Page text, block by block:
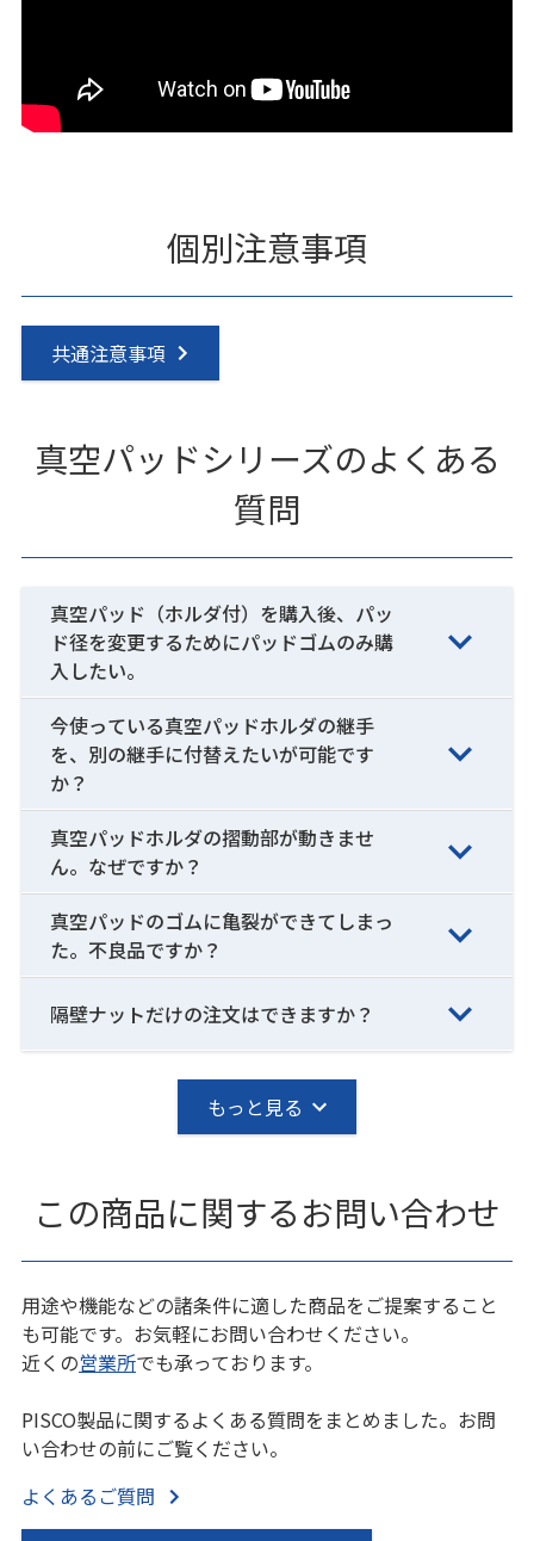
個別注意事項
共通注意事項
真空パッドシリーズのよくある
質問
真空パッド（ホルダ付）を購入後、パッ
ド径を変更するためにパッドゴムのみ購
入したい。
今使っている真空パッドホルダの継手
を、別の継手に付替えたいが可能です
か？
真空パッドホルダの摺動部が動きませ
ん。なぜですか？
真空パッドのゴムに亀裂ができてしまっ
た。不良品ですか？
隔壁ナットだけの注文はできますか？
もっと見る
この商品に関するお問い合わせ
用途や機能などの諸条件に適した商品をご提案すること
も可能です。お気軽にお問い合わせください。
近くの営業所でも承っております。
PISCO製品に関するよくある質問をまとめました。お問
い合わせの前にご覧ください。
よくあるご質問